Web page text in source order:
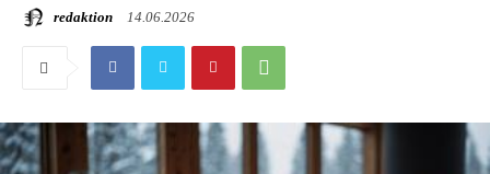
redaktion 14.06.2026